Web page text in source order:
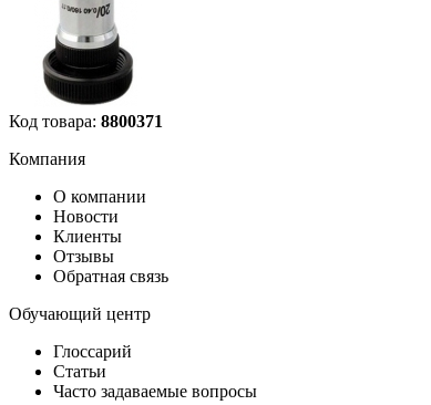
Код товара: 8800371
Компания
О компании
Новости
Клиенты
Отзывы
Обратная связь
Обучающий центр
Глоссарий
Статьи
Часто задаваемые вопросы